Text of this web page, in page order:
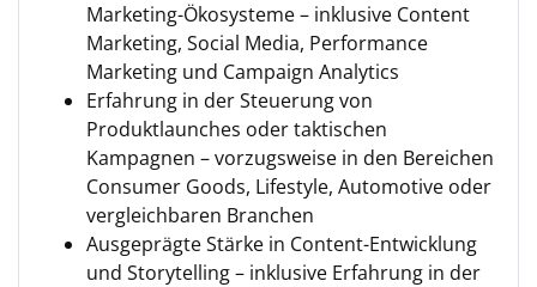
Marketing-Ökosysteme – inklusive Content
Marketing, Social Media, Performance
Marketing und Campaign Analytics
Erfahrung in der Steuerung von
Produktlaunches oder taktischen
Kampagnen – vorzugsweise in den Bereichen
Consumer Goods, Lifestyle, Automotive oder
vergleichbaren Branchen
Ausgeprägte Stärke in Content-Entwicklung
und Storytelling – inklusive Erfahrung in der